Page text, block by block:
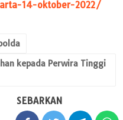
14-oktober-2022/
kepada Perwira Tinggi
SEBARKAN